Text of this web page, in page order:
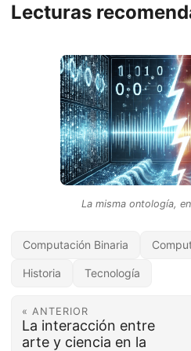
Lecturas
La misma ontología,
Computación Binaria
Historia Tecnología
« ANTERIOR
La interacción entre
arte y ciencia en la